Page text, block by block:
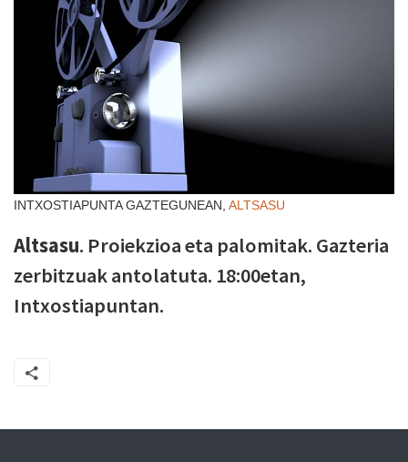
INTXOSTIAPUNTA GAZTEGUNEAN, ALTSASU
Altsasu. Proiekzioa eta palomitak. Gazteria
zerbitzuak antolatuta. 18:00etan,
Intxostiapuntan.